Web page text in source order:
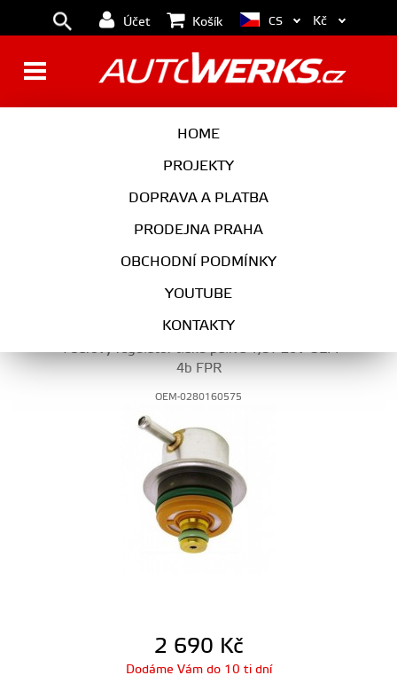
Účet Košík
HOME
PROJEKTY
DOPRAVA A PLATBA
PRODEJNA PRAHA
OBCHODNÍ PODMÍNKY
YOUTUBE
KONTAKTY
CS Kč
PALIVOVÁ SOUSTAVA
MOTOR
4 barový regulátor tlaku paliva 1,8T 20V OEM
4b FPR
OEM-0280160575
2 690 Kč
Dodáme Vám do 10 ti dní